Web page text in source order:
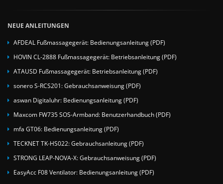
NEUE ANLEITUNGEN
AFDEAL Fußmassagegerät: Bedienungsanleitung (PDF)
HOVIN CL-2888 Fußmassagegerät: Betriebsanleitung (PDF)
ATAUSD Fußmassagegerät: Betriebsanleitung (PDF)
sonero S-RCS201: Gebrauchsanweisung (PDF)
aswan Digitaluhr: Bedienungsanleitung (PDF)
Maxcom FW735 SOS-Armband: Benutzerhandbuch (PDF)
mfa GT06: Bedienungsanleitung (PDF)
TECKNET TK-HS022: Gebrauchsanleitung (PDF)
STRONG LEAP-NOVA-X: Gebrauchsanweisung (PDF)
EasyAcc F08 Ventilator: Bedienungsanleitung (PDF)